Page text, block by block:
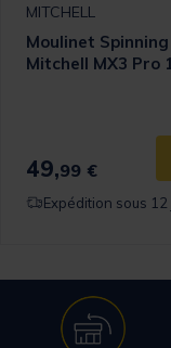
panier
MITCHELL
Moulinet Spinning
Mitchell MX3 Pro
49,99 €
Expédition sous 12